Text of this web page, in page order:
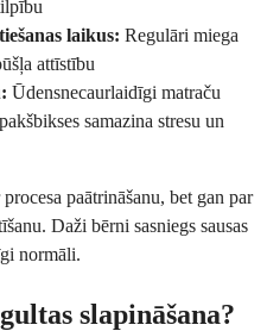
laikus: Regulāri miega
attīstību
Ūdensnecaurlaidīgi matraču
samazina stresu un
paātrināšanu, bet gan par
Daži bērni sasniegs sausas
normāli.
slapināšana?